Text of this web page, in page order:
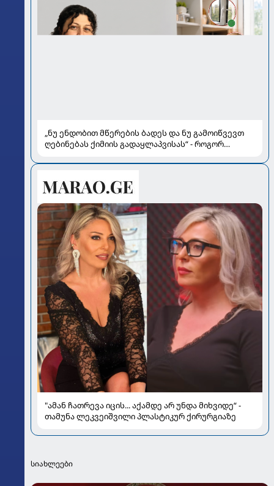
„ნუ ენდობით მწერების ბადეს და ნუ გამოიწვევთ
ღებინებას ქიმიის გადაყლაპვისას“ - როგორ
სალომე ახვლედიანის რჩევები
"ამან ჩათრევა იცის... აქამდე არ უნდა მიხვიდე“ -
თამუნა ლეკვეიშვილი პლასტიკურ ქირურგიაზე
სიახლეები